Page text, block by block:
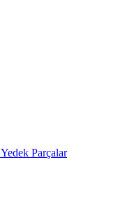
Yedek Parçalar